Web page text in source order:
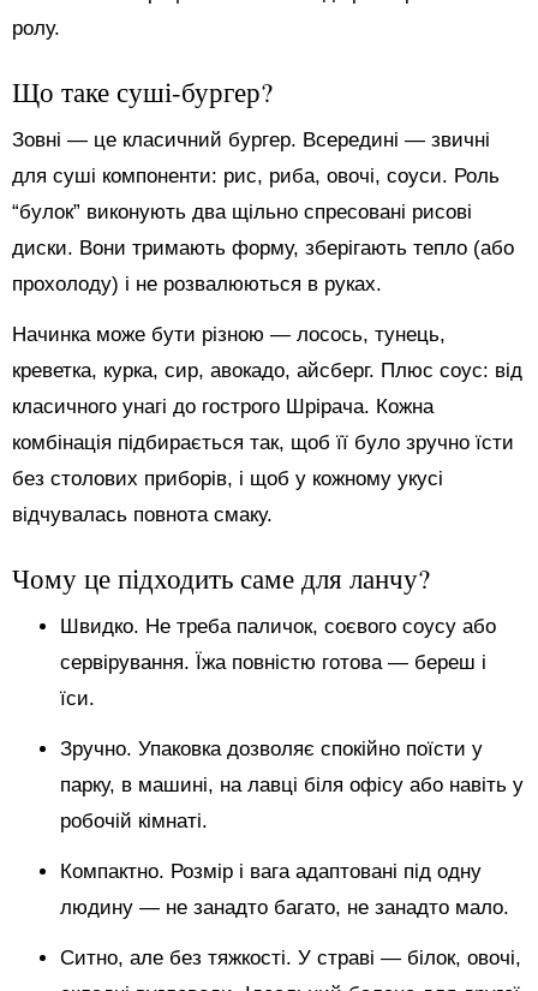
ролу.
Що таке суші-бургер?
Зовні — це класичний бургер. Всередині — звичні
для суші компоненти: рис, риба, овочі, соуси. Роль
“булок” виконують два щільно спресовані рисові
диски. Вони тримають форму, зберігають тепло (або
прохолоду) і не розвалюються в руках.
Начинка може бути різною — лосось, тунець,
креветка, курка, сир, авокадо, айсберг. Плюс соус: від
класичного унагі до гострого Шрірача. Кожна
комбінація підбирається так, щоб її було зручно їсти
без столових приборів, і щоб у кожному укусі
відчувалась повнота смаку.
Чому це підходить саме для ланчу?
Швидко. Не треба паличок, соєвого соусу або
сервірування. Їжа повністю готова — береш і
їси.
Зручно. Упаковка дозволяє спокійно поїсти у
парку, в машині, на лавці біля офісу або навіть у
робочій кімнаті.
Компактно. Розмір і вага адаптовані під одну
людину — не занадто багато, не занадто мало.
Ситно, але без тяжкості. У страві — білок, овочі,